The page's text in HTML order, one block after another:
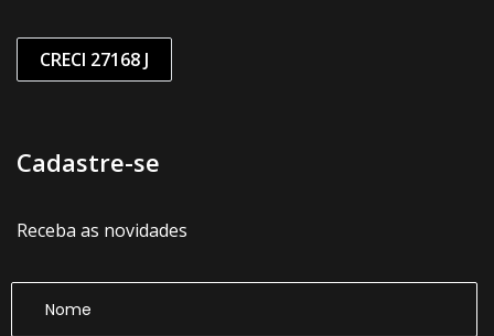
CRECI 27168 J
Cadastre-se
Receba as novidades